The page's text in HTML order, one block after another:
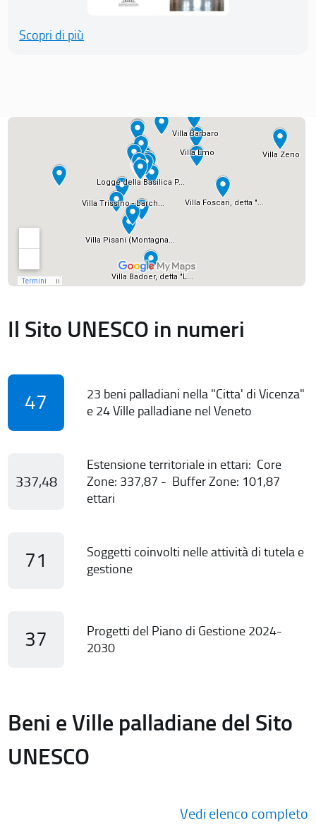
Scopri di più
Il Sito UNESCO in numeri
47
23 beni palladiani nella "Citta' di Vicenza"
e 24 Ville palladiane nel Veneto
337,48
Estensione territoriale in ettari: Core
Zone: 337,87 - Buffer Zone: 101,87
ettari
71
Soggetti coinvolti nelle attività di tutela e
gestione
37
Progetti del Piano di Gestione 2024-
2030
Beni e Ville palladiane del Sito
UNESCO
Vedi elenco completo